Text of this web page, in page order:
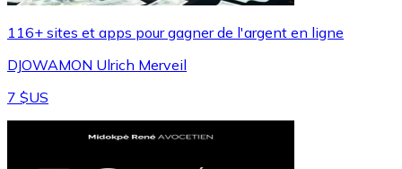
116+ sites et apps pour gagner de l'argent en ligne
DJOWAMON Ulrich Merveil
7 $US